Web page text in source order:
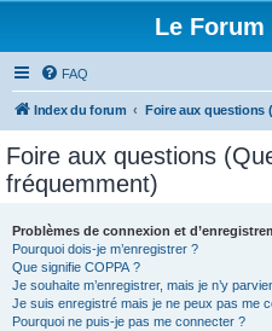
Le Forum
FAQ
Index du forum Foire aux questions
Foire aux questions
fréquemment)
Problèmes de connexion et
Pourquoi dois-je m’enregistrer ?
Que signifie COPPA ?
Je souhaite m’enregistrer, mais je n’y
Je suis enregistré mais je ne peux pas me
Pourquoi ne puis-je pas me connecter ?